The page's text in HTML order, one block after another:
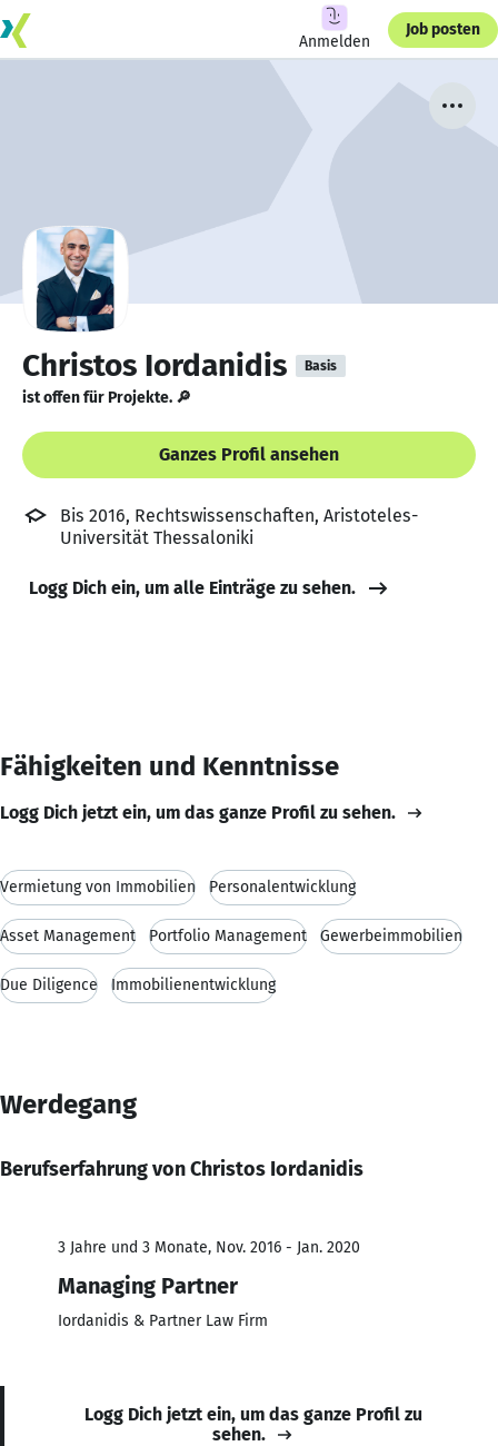
Anmelden
Job posten
Christos Iordanidis Basis
ist offen für Projekte. 🔎
Ganzes Profil ansehen
Bis 2016, Rechtswissenschaften, Aristoteles-
Universität Thessaloniki
Logg Dich ein, um alle Einträge zu sehen.
Fähigkeiten und Kenntnisse
Logg Dich jetzt ein, um das ganze Profil zu sehen.
Vermietung von Immobilien Personalentwicklung
Asset Management Portfolio Management Gewerbeimmobilien
Due Diligence Immobilienentwicklung
Werdegang
Berufserfahrung von Christos Iordanidis
3 Jahre und 3 Monate, Nov. 2016 - Jan. 2020
Managing Partner
Iordanidis & Partner Law Firm
Logg Dich jetzt ein, um das ganze Profil zu
sehen.